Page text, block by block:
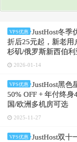
VPS优惠
JustHost冬季
折后25元起，新老用
杉矶/俄罗斯新西伯
2026-01-14
VPS优惠
JustHost黑色
50% OFF + 年付终
国/欧洲多机房可选
2025-11-27
VPS优惠
JustHost双十